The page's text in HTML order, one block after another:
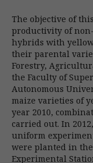
The objective of
productivity of
hybrids with
their parental
Forestry,
the Faculty of
Autonomous
maize varieties of
year 2010,
carried out. In
uniform
were planted in
Experimental